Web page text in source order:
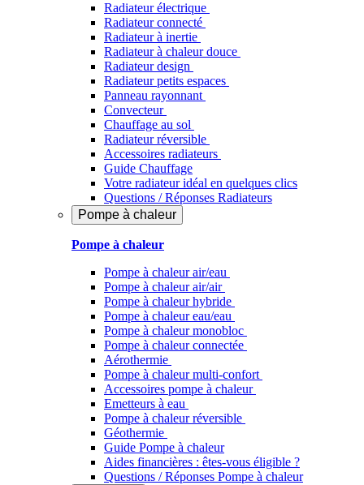
Radiateur électrique
Radiateur connecté
Radiateur à inertie
Radiateur à chaleur douce
Radiateur design
Radiateur petits espaces
Panneau rayonnant
Convecteur
Chauffage au sol
Radiateur réversible
Accessoires radiateurs
Guide Chauffage
Votre radiateur idéal en quelques clics
Questions / Réponses Radiateurs
Pompe à chaleur
Pompe à chaleur
Pompe à chaleur air/eau
Pompe à chaleur air/air
Pompe à chaleur hybride
Pompe à chaleur​ eau/eau
Pompe à chaleur monobloc
Pompe à chaleur connectée
Aérothermie
Pompe à chaleur multi-confort
Accessoires pompe à chaleur
Emetteurs à eau
Pompe à chaleur réversible
Géothermie
Guide Pompe à chaleur
Aides financières : êtes-vous éligible ?
Questions / Réponses Pompe à chaleur